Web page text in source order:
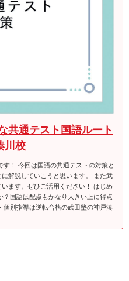
共通テスト国語ルート
川校
！ 今回は国語の共通テストの対策と
解説していこうと思います。 また武
ます。ぜひご活用ください！ はじめ
国語は配点もかなり大きい上に得点
個別指導は逆転合格の武田塾の神戸湊